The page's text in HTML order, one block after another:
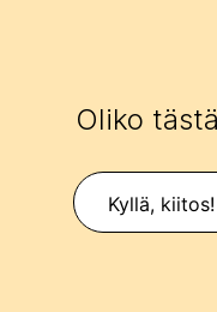
Oliko
Kyllä, kiitos!